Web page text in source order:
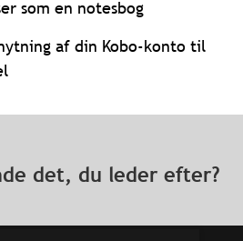
som en notesbog
af din Kobo-konto til
det, du leder efter?